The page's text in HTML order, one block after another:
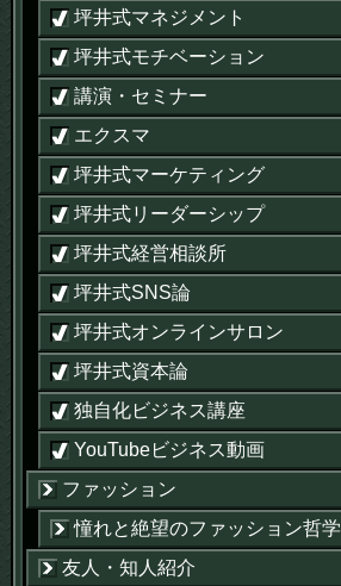
坪井式マネジメント
坪井式モチベーション
講演・セミナー
エクスマ
坪井式マーケティング
坪井式リーダーシップ
坪井式経営相談所
坪井式SNS論
坪井式オンラインサロン
坪井式資本論
独自化ビジネス講座
YouTubeビジネス動画
ファッション
憧れと絶望のファッション哲学
友人・知人紹介